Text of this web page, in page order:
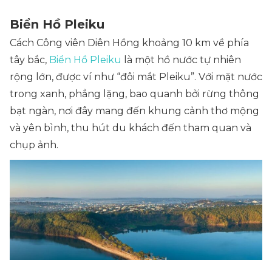
Biển Hồ Pleiku
Cách Công viên Diên Hồng khoảng 10 km về phía
tây bắc, Biển Hồ Pleiku là một hồ nước tự nhiên
rộng lớn, được ví như “đôi mắt Pleiku”. Với mặt nước
trong xanh, phẳng lặng, bao quanh bởi rừng thông
bạt ngàn, nơi đây mang đến khung cảnh thơ mộng
và yên bình, thu hút du khách đến tham quan và
chụp ảnh.